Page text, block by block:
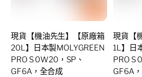
現貨【機油先生】【原廠箱
20L】日本製MOLYGREEN
PRO S 0W20，SP、
GF6A，全合成
現貨【
1L】日
PRO S
GF6A